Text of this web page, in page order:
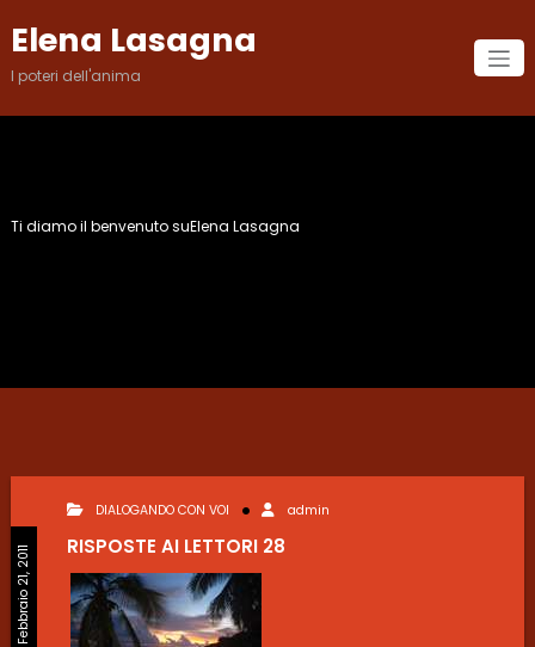
contenuto
Elena Lasagna
I poteri dell'anima
Ti diamo il benvenuto suElena Lasagna
Febbraio 21, 2011
DIALOGANDO CON VOI admin
RISPOSTE AI LETTORI 28